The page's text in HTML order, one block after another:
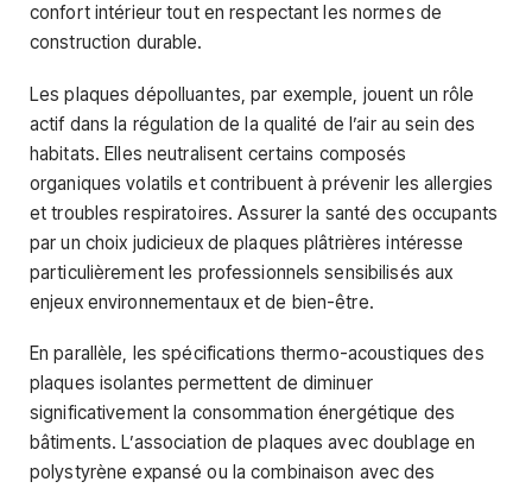
confort intérieur tout en respectant les normes de
construction durable.
Les plaques dépolluantes, par exemple, jouent un rôle
actif dans la régulation de la qualité de l’air au sein des
habitats. Elles neutralisent certains composés
organiques volatils et contribuent à prévenir les allergies
et troubles respiratoires. Assurer la santé des occupants
par un choix judicieux de plaques plâtrières intéresse
particulièrement les professionnels sensibilisés aux
enjeux environnementaux et de bien-être.
En parallèle, les spécifications thermo-acoustiques des
plaques isolantes permettent de diminuer
significativement la consommation énergétique des
bâtiments. L’association de plaques avec doublage en
polystyrène expansé ou la combinaison avec des